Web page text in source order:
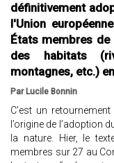
définitivement
l'Union
États membres
des habitats
montagnes, etc.)
Par Lucile Bonnin
C’est un
l’origine de l’adoption
la nature. Hier, le
membres sur 27 au